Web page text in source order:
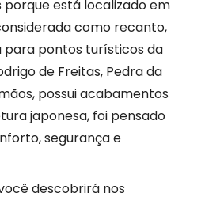
está localizado em
como recanto,
pontos turísticos da
de Freitas, Pedra da
possui acabamentos
japonesa, foi pensado
segurança e
descobrirá nos